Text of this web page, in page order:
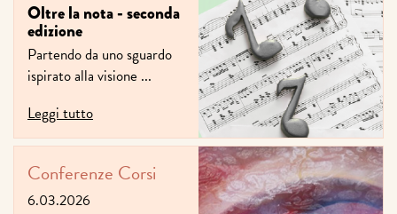
Oltre la nota - seconda
edizione
Partendo da uno sguardo
ispirato alla visione ...
Leggi tutto
Conferenze Corsi
6.03.2026